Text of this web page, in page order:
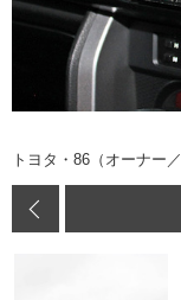
トヨタ・86（オーナー